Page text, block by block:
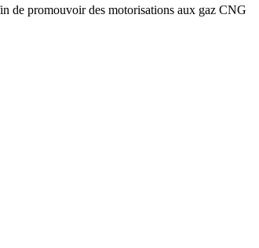
de promouvoir des motorisations aux gaz CNG